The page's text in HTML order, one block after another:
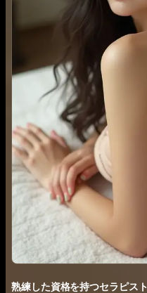
熟練した資格を持つセラピスト